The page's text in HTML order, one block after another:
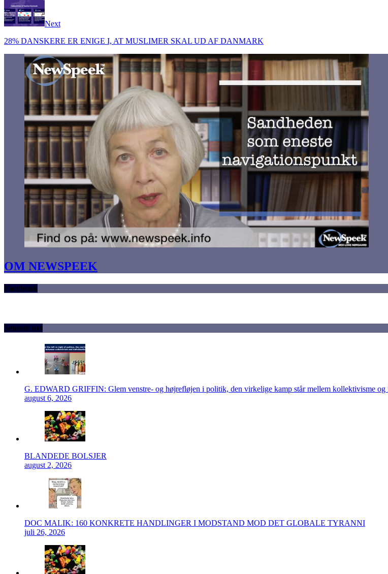
Next
28% DANSKERE ER ENIGE I, AT MUSLIMER SKAL UD AF DANMARK
OM NEWSPEEK
Facebook
Seneste nyt
G. EDWARD GRIFFIN: Glem venstre- og højrefløjen i politik, den virkelige kamp står mellem kollektivisme og
august 6, 2026
BLANDEDE BOLSJER
august 2, 2026
DOC MALIK: 160 KONKRETE HANDLINGER I MODSTAND MOD DET GLOBALE TYRANNI
juli 26, 2026